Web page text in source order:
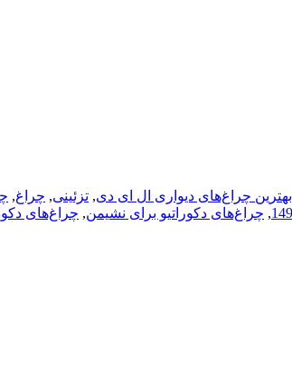
بهترین چراغ‌های دیواری ال ای دی, تزئینی, چراغ,
, چراغ‌های دکوراتیو برای نشیمن, چراغ‌های